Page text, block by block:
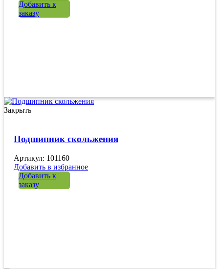
Добавить к
заказу
Закрыть
Подшипник скольжения
Артикул: 101160
Добавить в избранное
Добавить к
заказу